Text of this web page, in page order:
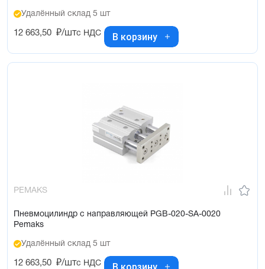
Удалённый склад 5 шт
12 663,50 ₽/штс НДС В корзину
PEMAKS
Пневмоцилиндр с направляющей PGB-020-SA-0020
Pemaks
Удалённый склад 5 шт
12 663,50 ₽/штс НДС В корзину